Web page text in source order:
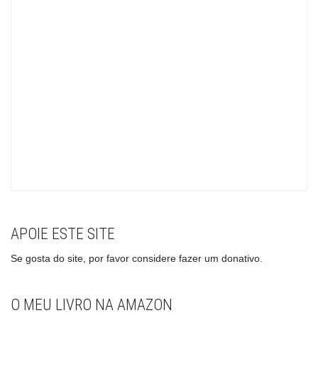
APOIE ESTE SITE
Se gosta do site, por favor considere fazer um donativo.
O MEU LIVRO NA AMAZON